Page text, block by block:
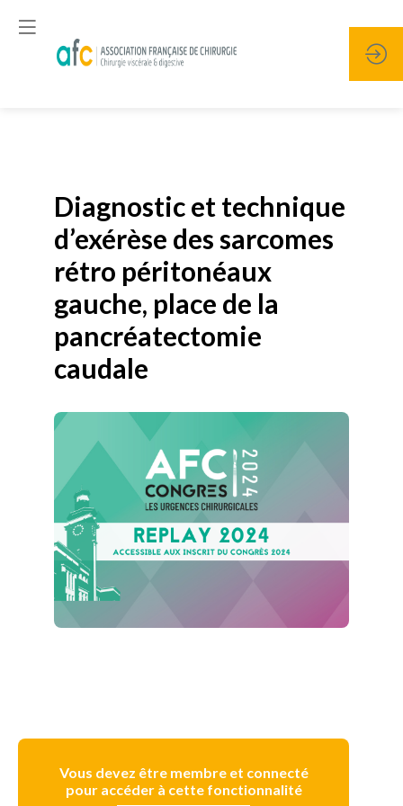
Diagnostic et technique
d’exérèse des sarcomes
rétro péritonéaux
gauche, place de la
pancréatectomie
caudale
Vous devez être membre et connecté
pour accéder à cette fonctionnalité